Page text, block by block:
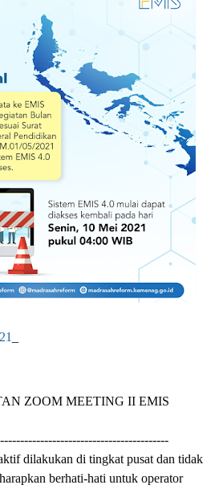
ZOOM MEETING II EMIS
dilakukan di tingkat pusat dan tidak
berhati-hati untuk operator